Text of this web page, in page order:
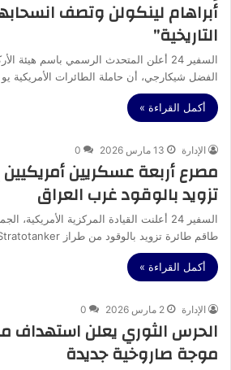
أبراهام لينكولن وتصف
التاريخية”
السفير 24 أعلن المتحدث الرسمي باسم هيئة
الفضل شيكارجي، أن حاملة الطائرات
أكمل القراءة »
الإدارة 13 مارس 2026 0
مصرع أربعة عسكريين
تزويد بالوقود غرب العراق
السفير 24 أعلنت القيادة المركزية
طاقم طائرة تزويد بالوقود من طراز Boeing KC-135 Stratotanker…
أكمل القراءة »
الإدارة 2 مارس 2026 0
الحرس الثوري يعلن استهداف
موجة صاروخية جديدة